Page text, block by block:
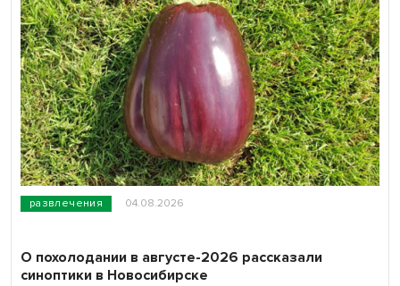
развлечения 04.08.2026
О похолодании в августе-2026 рассказали
синоптики в Новосибирске